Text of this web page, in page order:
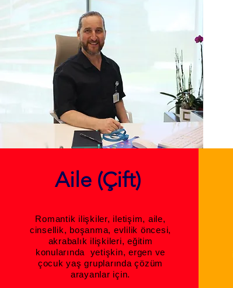
Aile (Çift)
Romantik ilişkiler, iletişim, aile,
cinsellik, boşanma, evlilik öncesi,
akrabalık ilişkileri, eğitim
konularında yetişkin, ergen ve
çocuk yaş gruplarında çözüm
arayanlar için.